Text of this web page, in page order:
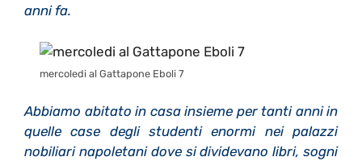
anni fa.
mercoledi al Gattapone Eboli 7
Abbiamo abitato in casa insieme per tanti anni in
quelle case degli studenti enormi nei palazzi
nobiliari napoletani dove si dividevano libri, sogni